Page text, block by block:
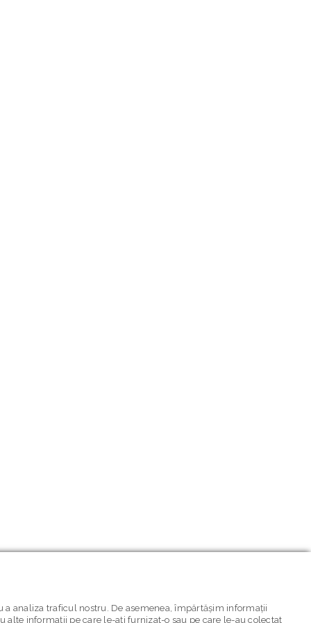
analiza traficul nostru. De asemenea, împărtășim informații
informații pe care le-ați furnizat-o sau pe care le-au colectat